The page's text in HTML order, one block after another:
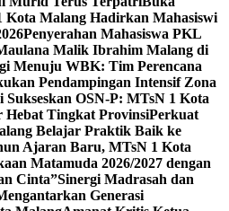
Kota Malang Hadirkan Mahasiswi
Penyerahan Mahasiswa PKL
Malik Ibrahim Malang di
Menuju WBK: Tim Perencana
Pendampingan Intensif Zona
Sukseskan OSN-P: MTsN 1 Kota
Hebat Tingkat ProvinsiPerkuat
Belajar Praktik Baik ke
Ajaran Baru, MTsN 1 Kota
Matamuda 2026/2027 dengan
Cinta”Sinergi Madrasah dan
Generasi